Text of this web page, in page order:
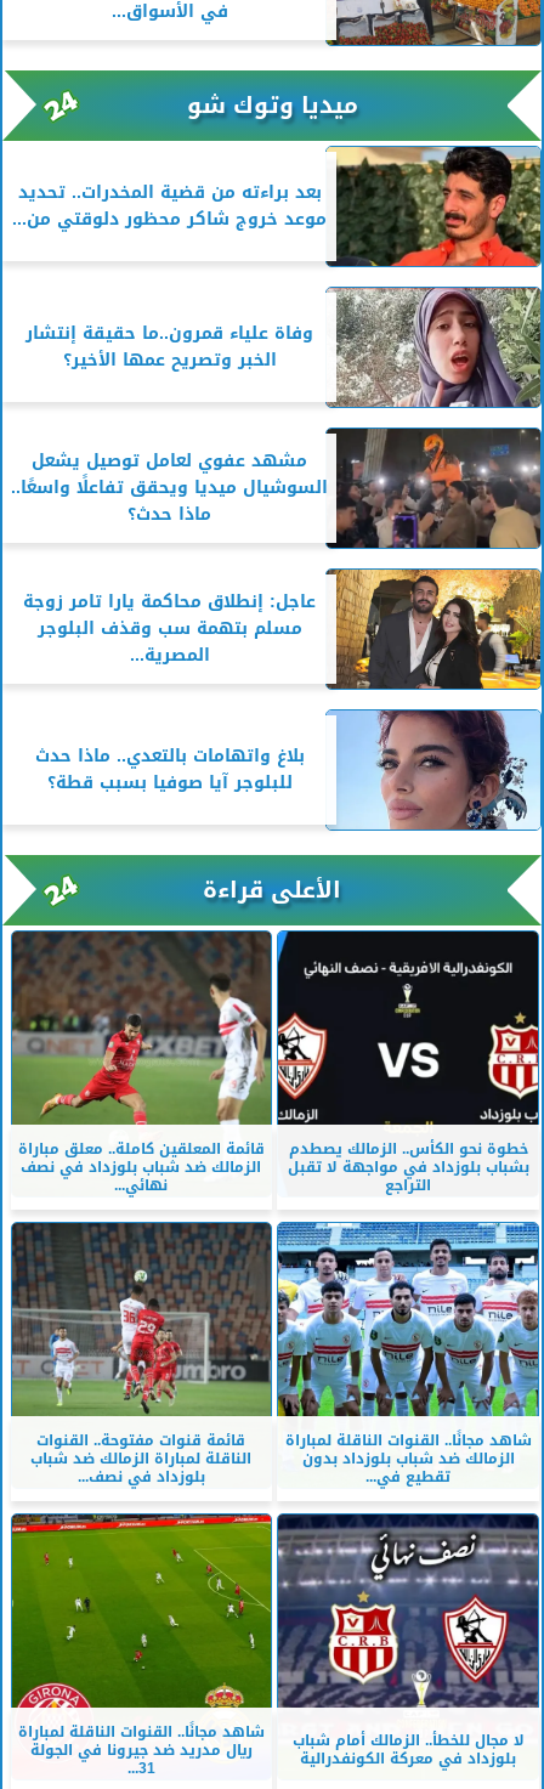
في الأسواق...
ميديا وتوك شو
بعد براءته من قضية المخدرات.. تحديد
موعد خروج شاكر محظور دلوقتي من...
وفاة علياء قمرون..ما حقيقة إنتشار
الخبر وتصريح عمها الأخير؟
مشهد عفوي لعامل توصيل يشعل
السوشيال ميديا ويحقق تفاعلًا واسعًا..
ماذا حدث؟
عاجل: إنطلاق محاكمة يارا تامر زوجة
مسلم بتهمة سب وقذف البلوجر
المصرية...
بلاغ واتهامات بالتعدي.. ماذا حدث
للبلوجر آيا صوفيا بسبب قطة؟
الأعلى قراءة
خطوة نحو الكأس.. الزمالك يصطدم
بشباب بلوزداد في مواجهة لا تقبل
التراجع
قائمة المعلقين كاملة.. معلق مباراة
الزمالك ضد شباب بلوزداد في نصف
نهائي...
شاهد مجانًا.. القنوات الناقلة لمباراة
الزمالك ضد شباب بلوزداد بدون
تقطيع في...
قائمة قنوات مفتوحة.. القنوات
الناقلة لمباراة الزمالك ضد شباب
بلوزداد في نصف...
لا مجال للخطأ.. الزمالك أمام شباب
بلوزداد في معركة الكونفدرالية
شاهد مجانًا.. القنوات الناقلة لمباراة
ريال مدريد ضد جيرونا في الجولة
31...